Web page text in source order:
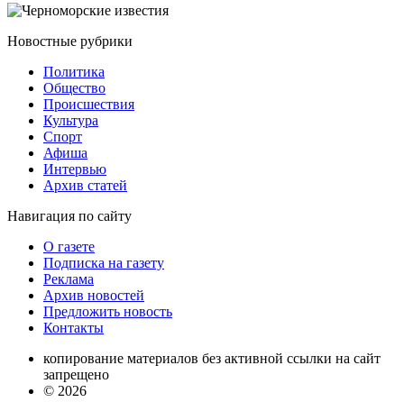
Новостные рубрики
Политика
Общество
Проиcшествия
Культура
Спорт
Афиша
Интервью
Архив статей
Навигация по сайту
О газете
Подписка на газету
Реклама
Архив новостей
Предложить новость
Контакты
копирование материалов без активной ссылки на сайт
запрещено
© 2026